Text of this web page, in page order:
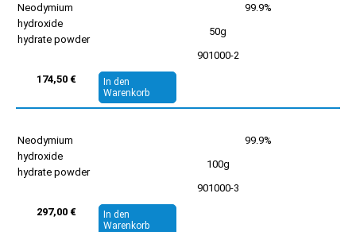
Neodymium
hydroxide
hydrate powder
99.9%
50g
901000-2
174,50 €
In den
Warenkorb
Neodymium
hydroxide
hydrate powder
99.9%
100g
901000-3
297,00 €
In den
Warenkorb